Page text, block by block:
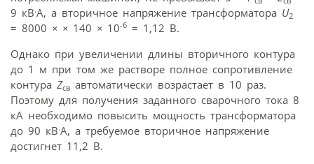
9 кВ.А, а вторичное напряжение трансформатора U2
= 8000 × × 140 × 10-6 = 1,12 В.
Однако при увеличении длины вторичного контура
до 1 м при том же растворе полное сопротивление
контура Zсв автоматически возрастает в 10 раз.
Поэтому для получения заданного сварочного тока 8
кА необходимо повысить мощность трансформатора
до 90 кВ.А, а требуемое вторичное напряжение
достигнет 11,2 В.